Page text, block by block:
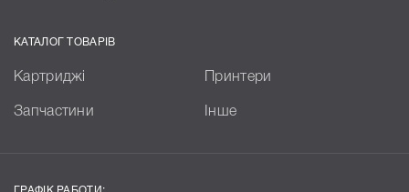
КАТАЛОГ ТОВАРІВ
Картриджі Принтери
Запчастини Інше